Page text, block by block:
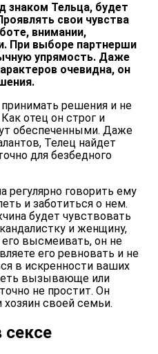
Тельца, будет
свои чувства
внимании,
При выборе партнерши
упрямость. Даже
очевидна, он
решения и не
отец он строг и
обеспеченными. Даже
Телец найдет
для безбедного
говорить ему
и заботиться о нем.
будет чувствовать
и женщину,
его высмеивать, он не
его ревновать и не
в искренности ваших
вызывающе или
не простит. Он
своей семьи.